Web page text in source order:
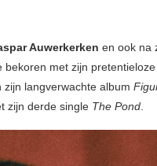
Auwerkerken en ook na
met zijn
zijn langverwachte album
zijn derde single The Pond.